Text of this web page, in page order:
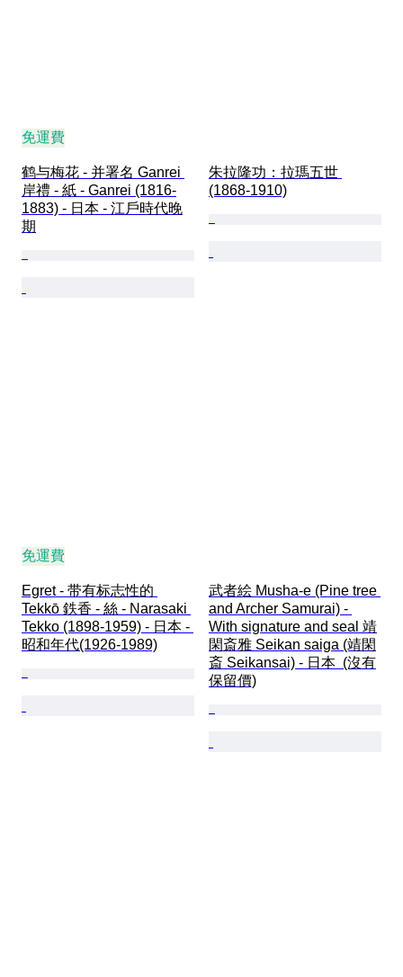
免運費
鹤与梅花 - 并署名 Ganrei
岸禮 - 紙 - Ganrei (1816-
1883) - 日本 - 江戶時代晚
期
朱拉隆功：拉瑪五世
(1868-1910)
免運費
Egret - 带有标志性的
Tekkō 鉄香 - 絲 - Narasaki
Tekko (1898-1959) - 日本 -
昭和年代(1926-1989)
武者絵 Musha-e (Pine tree
and Archer Samurai) -
With signature and seal 靖
閑斎雅 Seikan saiga (靖閑
斎 Seikansai) - 日本  (沒有
保留價)